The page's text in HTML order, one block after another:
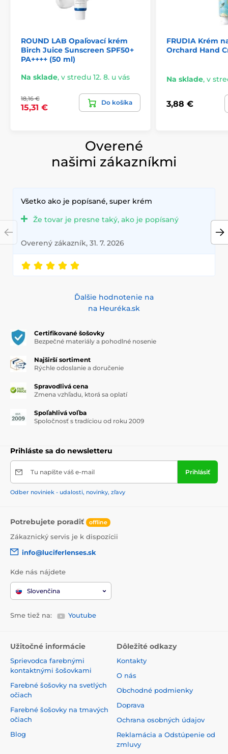
ROUND LAB Opaľovací krém
Birch Juice Sunscreen SPF50+
PA++++ (50 ml)
Na sklade, v stredu 12. 8. u vás
18,16 €
15,31 €
Do košíka
FRUDIA Krém
Orchard Hand
Na sklade, v
3,88 €
Overené
našimi zákazníkmi
Všetko ako je popísané, super krém
Že tovar je presne taký, ako je popísaný
Overený zákazník, 31. 7. 2026
Ďalšie hodnotenie na
na Heuréka.sk
Certifikované šošovky
Bezpečné materiály a pohodlné nosenie
Najširší sortiment
Rýchle odoslanie a doručenie
Spravodlivá cena
Zmena vzhľadu, ktorá sa oplatí
Spoľahlivá voľba
Spoločnosť s tradíciou od roku 2009
Prihláste sa do newsletteru
Tu napíšte váš e-mail Prihlásiť
Odber noviniek - udalosti, novinky, zľavy
Potrebujete poradiť offline
Zákaznický servis je k dispozícii
info@luciferlenses.sk
Kde nás nájdete
Slovenčina
Sme tiež na: Youtube
Užitočné informácie
Sprievodca farebnými
kontaktnými šošovkami
Farebné šošovky na svetlých
očiach
Farebné šošovky na tmavých
očiach
Blog
Dôležité odkazy
Kontakty
O nás
Obchodné podmienky
Doprava
Ochrana osobných údajov
Reklamácia a Odstúpenie od
zmluvy